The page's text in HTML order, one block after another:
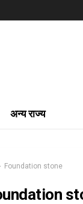
अन्य राज्य
Foundation stone